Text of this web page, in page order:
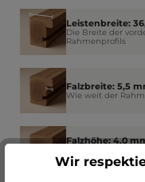
Leistenbreite:
Die Breite der
Rahmenprofils
Falzbreite: 5,5
Wie weit der
Falzhöhe: 4,0
Rückwand
Wir